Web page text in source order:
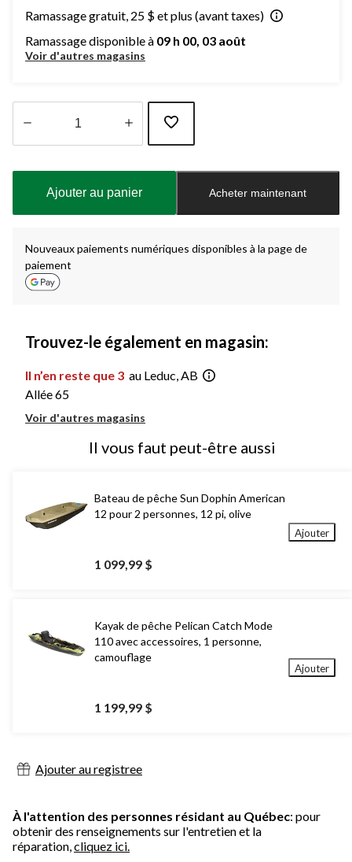
Ramassage gratuit, 25 $ et plus (avant taxes)
Ramassage disponible à 09 h 00, 03 août
Voir d'autres magasins
à
Ajouter au panier Acheter maintenant
Nouveaux paiements numériques disponibles à la page de
paiement
Trouvez-le également en magasin:
Il n’en reste que 3 au Leduc, AB
Allée 65
Voir d'autres magasins
Il vous faut peut-être aussi
Bateau de pêche Sun Dophin American
12 pour 2 personnes, 12 pi, olive
1 099,99 $
Ajouter
Kayak de pêche Pelican Catch Mode
110 avec accessoires, 1 personne,
camouflage
1 199,99 $
Ajouter
Ajouter au registree
À l'attention des personnes résidant au Québec: pour
obtenir des renseignements sur l'entretien et la
réparation,cliquez ici.